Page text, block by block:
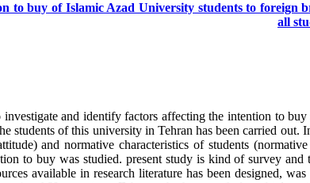
to buy of Islamic Azad University students to foreign
all
investigate and identify factors affecting the intention to
students of this university in Tehran has been carried
and normative characteristics of students
to buy was studied. present study is kind of survey and
available in research literature has been designed,